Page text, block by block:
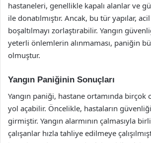
hastaneleri, genellikle kapalı alanlar ve
ile donatılmıştır. Ancak, bu tür yapılar,
boşaltılmayı zorlaştırabilir. Yangın
yeterli önlemlerin alınmaması, paniğin
olmuştur.
Yangın Paniğinin Sonuçları
Yangın paniği, hastane ortamında birçok
yol açabilir. Öncelikle, hastaların
girmiştir. Yangın alarmının çalmasıyla
çalışanlar hızla tahliye edilmeye